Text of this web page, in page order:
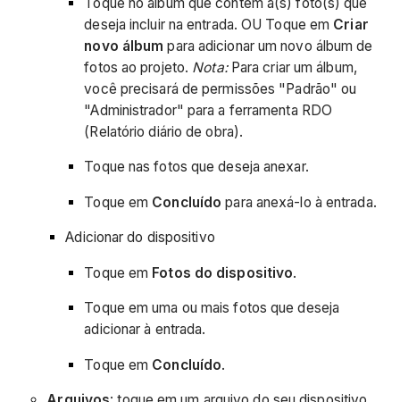
deseja incluir na entrada. OU Toque em Criar
novo álbum para adicionar um novo álbum de
fotos ao projeto. Nota:Para criar um álbum,
você precisará de permissões "Padrão" ou
"Administrador" para a ferramenta RDO
(Relatório diário de obra).
Toque nas fotos que deseja anexar.
Toque em Concluído para anexá-lo à entrada.
Adicionar do dispositivo
Toque em Fotos do dispositivo.
Toque em uma ou mais fotos que deseja
adicionar à entrada.
Toque em Concluído.